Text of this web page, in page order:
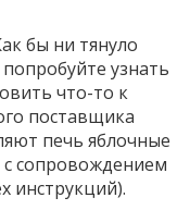
бы ни тянуло
узнать
что-то к
поставщика
печь яблочные
сопровождением
инструкций).